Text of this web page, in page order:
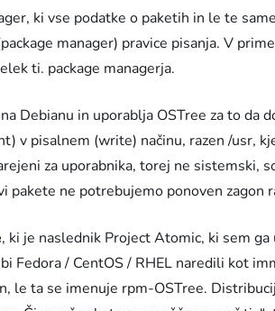
ki vse podatke o paketih in le te
manager) pravice pisanja. V
ti. package managerja.
Debianu in uporablja OSTree za to da
v pisalnem (write) načinu, razen /usr,
za uporabnika, torej ne sistemski,
pakete ne potrebujemo ponoven zagon
, ki je naslednik Project Atomic, ki sem
Fedora / CentOS / RHEL naredili kot
le ta se imenuje rpm-OSTree.